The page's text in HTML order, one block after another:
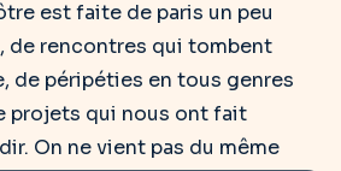
est faite de paris un peu
de rencontres qui tombent
de péripéties en tous genres
projets qui nous ont fait
On ne vient pas du même